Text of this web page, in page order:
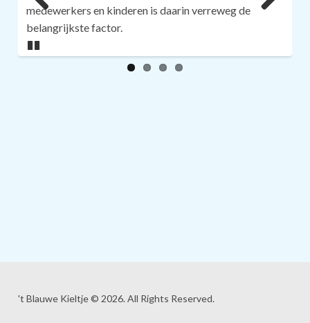
medewerkers en kinderen is daarin verreweg de
belangrijkste factor.
't Blauwe Kieltje © 2026. All Rights Reserved.